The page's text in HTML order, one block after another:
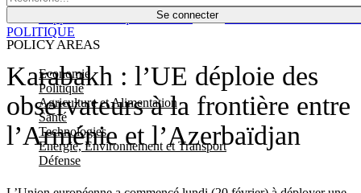
Se connecter
POLICY AREAS
Economie
Politique
Agriculture et Alimentation
Santé
Technologies
Energie, Environnement et Transport
Défense
Économie
Karabakh : l’UE déploie des
observateurs à la frontière entre
l’Arménie et l’Azerbaïdjan
POLITIQUE